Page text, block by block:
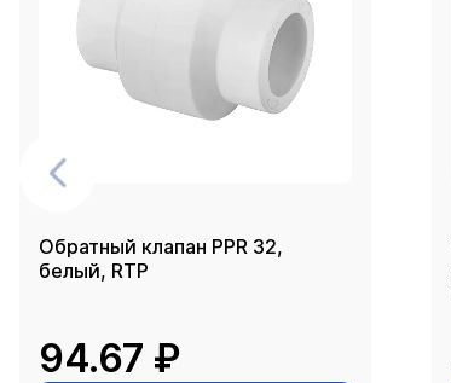
Обратный клапан PPR 32,
белый, RTP
94.67 ₽